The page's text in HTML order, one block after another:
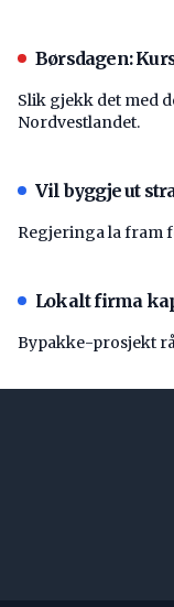
Børsdagen:
Slik gjekk det med
Nordvestlandet.
Vil byggje ut
Regjeringa la fram
Lokalt firma
Bypakke-prosjekt